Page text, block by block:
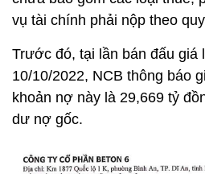
vụ tài chính phải nộp theo
Trước đó, tại lần bán đấu giá
10/10/2022, NCB thông báo
khoản nợ này là 29,669 tỷ
dư nợ gốc.